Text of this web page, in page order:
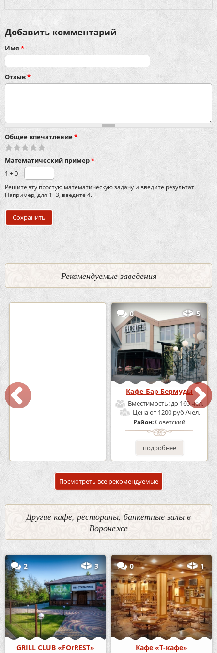
Добавить комментарий
Имя *
Отзыв*
Общее впечатление*
Математический пример*
1 + 0 =
Решите эту простую математическую задачу и введите результат.
Например, для 1+3, введите 4.
Рекомендуемые заведения
Кафе «Шишка»
Вместимость:
0 5
Кафе-Бар Бермуды
Вместимость:до 160 чел.
Ценаот 1200 руб./чел.
Район:Советский
подробнее
Посмотреть все рекомендуемые
Другие кафе, рестораны, банкетные залы в
Воронеже
2 3
GRILL CLUB «FOrREST»
0 1
Кафе «Т-кафе»